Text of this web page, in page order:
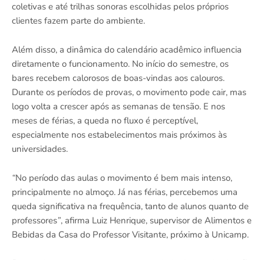
coletivas e até trilhas sonoras escolhidas pelos próprios
clientes fazem parte do ambiente.
Além disso, a dinâmica do calendário acadêmico influencia
diretamente o funcionamento. No início do semestre, os
bares recebem calorosos de boas-vindas aos calouros.
Durante os períodos de provas, o movimento pode cair, mas
logo volta a crescer após as semanas de tensão. E nos
meses de férias, a queda no fluxo é perceptível,
especialmente nos estabelecimentos mais próximos às
universidades.
“No período das aulas o movimento é bem mais intenso,
principalmente no almoço. Já nas férias, percebemos uma
queda significativa na frequência, tanto de alunos quanto de
professores”, afirma Luiz Henrique, supervisor de Alimentos e
Bebidas da Casa do Professor Visitante, próximo à Unicamp.